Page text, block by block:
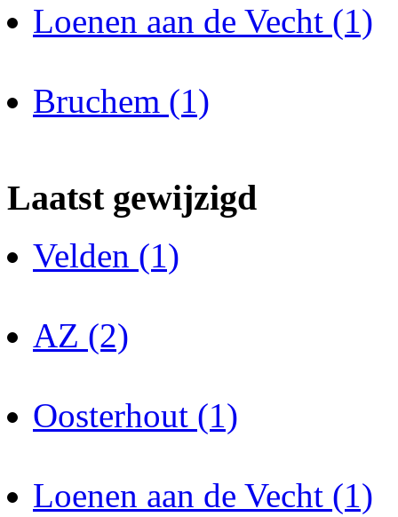
Loenen aan de Vecht (1)
Bruchem (1)
Laatst gewijzigd
Velden (1)
AZ (2)
Oosterhout (1)
Loenen aan de Vecht (1)